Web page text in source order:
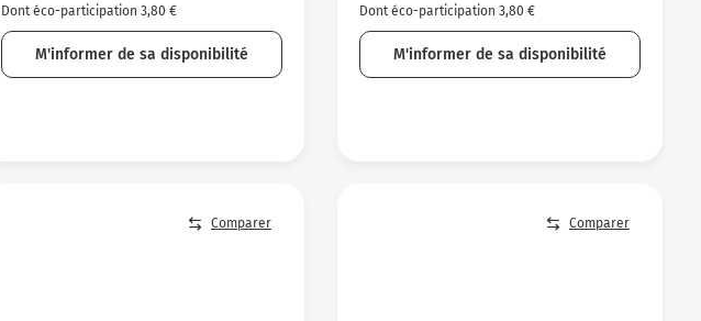
Dont éco-participation 3,80 €
M'informer de sa disponibilité
Dont éco-participation 3,80 €
M'informer de sa disponibilité
Comparer Comparer